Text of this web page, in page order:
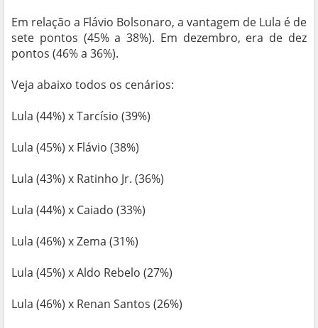
Em relação a Flávio Bolsonaro, a vantagem de Lula é de
sete pontos (45% a 38%). Em dezembro, era de dez
pontos (46% a 36%).
Veja abaixo todos os cenários:
Lula (44%) x Tarcísio (39%)
Lula (45%) x Flávio (38%)
Lula (43%) x Ratinho Jr. (36%)
Lula (44%) x Caiado (33%)
Lula (46%) x Zema (31%)
Lula (45%) x Aldo Rebelo (27%)
Lula (46%) x Renan Santos (26%)